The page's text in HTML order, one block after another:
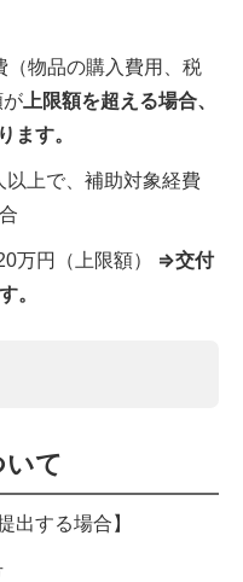
（物品の購入費用、税
が 上限額を超える場合、
ます。
以上で、補助対象経費
円（上限額）
⇒交付
。
いて
出する場合】